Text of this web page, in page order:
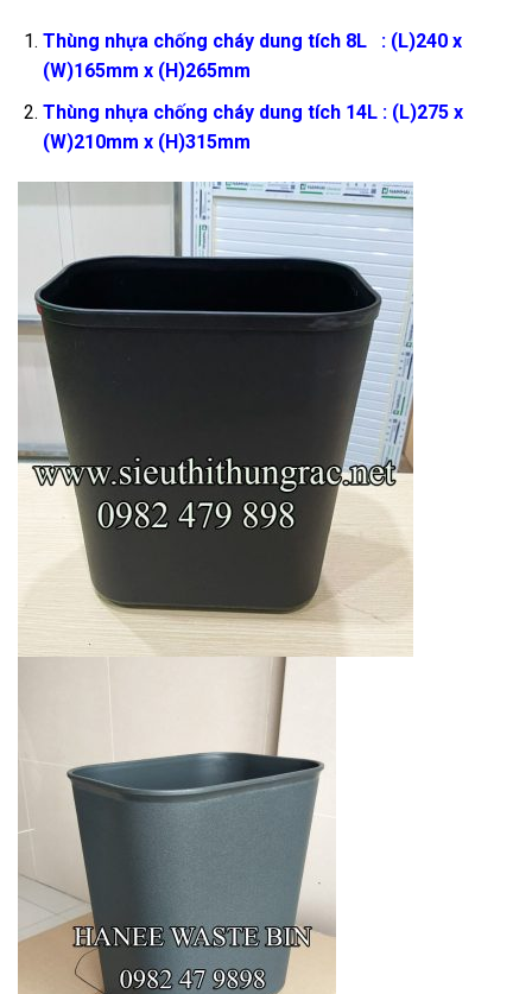
Thùng nhựa chống cháy dung tích 8L : (L)240 x
(W)165mm x (H)265mm
Thùng nhựa chống cháy dung tích 14L : (L)275 x
(W)210mm x (H)315mm